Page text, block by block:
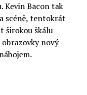
Kevin Bacon tak
scéně, tentokrát
širokou škálu
nový